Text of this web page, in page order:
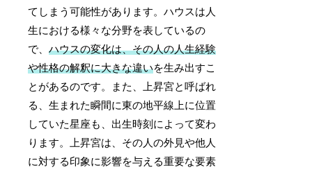
てしまう可能性があります。ハウスは人
生における様々な分野を表しているの
で、ハウスの変化は、その人の人生経験
や性格の解釈に大きな違いを生み出すこ
とがあるのです。また、上昇宮と呼ばれ
る、生まれた瞬間に東の地平線上に位置
していた星座も、出生時刻によって変わ
ります。上昇宮は、その人の外見や他人
に対する印象に影響を与える重要な要素